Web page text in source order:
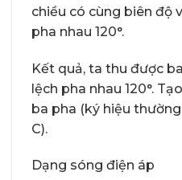
chiều có cùng biên độ
pha nhau 120°.
Kết quả, ta thu được
lệch pha nhau 120°.
ba pha (ký hiệu
C).
Dạng sóng điện áp